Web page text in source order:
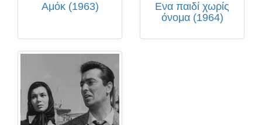
Αμόκ (1963)
Ενα παιδί χωρίς
όνομα (1964)